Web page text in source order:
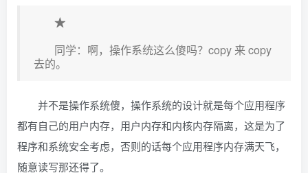
★
同学：啊，操作系统这么傻吗？copy 来 copy
去的。
并不是操作系统傻，操作系统的设计就是每个应用程序
都有自己的用户内存，用户内存和内核内存隔离，这是为了
程序和系统安全考虑，否则的话每个应用程序内存满天飞，
随意读写那还得了。